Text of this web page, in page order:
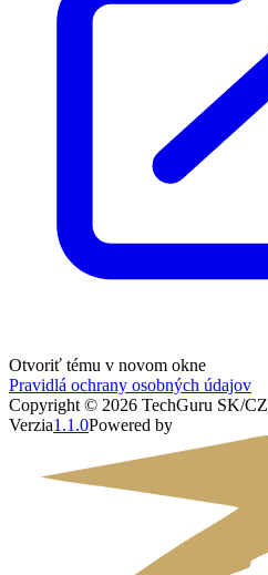
Otvoriť tému v novom okne
Pravidlá ochrany osobných údajov
Copyright © 2026 TechGuru SK/CZ
Verzia1.1.0Powered by